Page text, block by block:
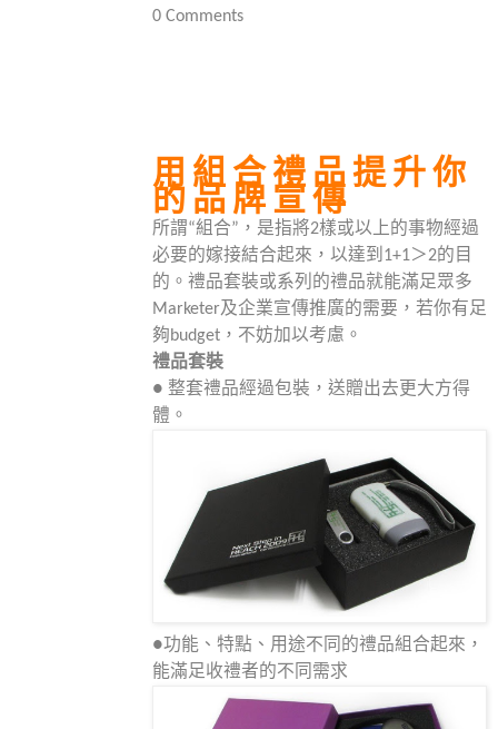
0 Comments
用組合禮品提升你
的品牌宣傳
所謂“組合”，是指將2樣或以上的事物經過
必要的嫁接結合起來，以達到1+1＞2的目
的。禮品套裝或系列的禮品就能滿足眾多
Marketer及企業宣傳推廣的需要，若你有足
夠budget，不妨加以考慮。
禮品套裝
● 整套禮品經過包裝，送贈出去更大方得
體。
●功能、特點、用途不同的禮品組合起來，
能滿足收禮者的不同需求